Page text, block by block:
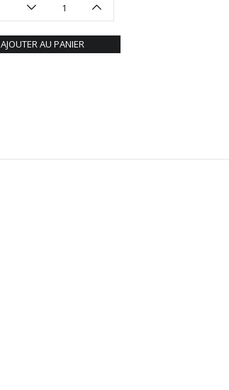
AJOUTER AU PANIER